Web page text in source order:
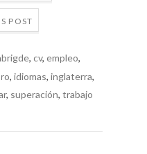
POST
, cv, empleo,
, idiomas, inglaterra,
, superación, trabajo